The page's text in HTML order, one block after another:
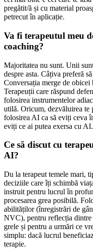
pregătit/ă și cu material
petrecut în aplicație.
Va fi terapeutul meu
coaching?
Majoritatea nu sunt. Unii
despre asta. Câțiva preferă
Conversația merge de
Terapeuții care răspund
folosirea instrumentelor
utilă. Oricum, dezvăluirea
folosirea AI ca să eviți ceva
eviți ce ai putea exersa cu AI.
Ce să discut cu
AI?
Du la terapeut temele mari,
deciziile care îți schimbă
instruit pentru lucrul în
procesarea grea posibilă.
abilităților (înregistrări de
NVC), pentru reflecția dintre
grele și pentru a urmări ce
simplu: dacă lucrul
terapie.